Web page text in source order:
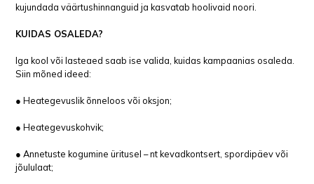
kujundada väärtushinnanguid ja kasvatab hoolivaid noori.
KUIDAS OSALEDA?
Iga kool või lasteaed saab ise valida, kuidas kampaanias osaleda.
Siin mõned ideed:
● Heategevuslik õnneloos või oksjon;
● Heategevuskohvik;
● Annetuste kogumine üritusel – nt kevadkontsert, spordipäev või
jõululaat;